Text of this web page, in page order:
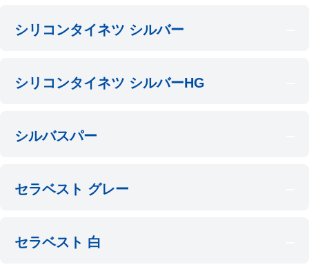
シリコンタイネツ シルバー
シリコンタイネツ シルバーHG
シルバスパー
セラベスト グレー
セラベスト 白